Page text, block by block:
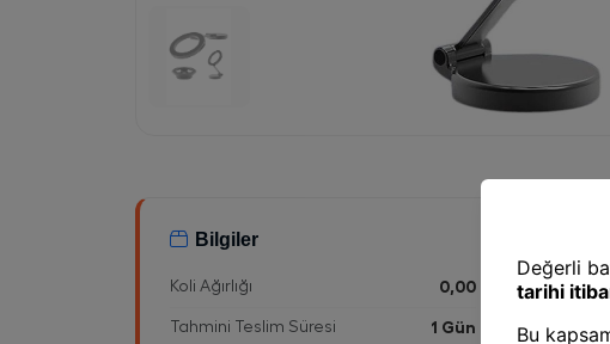
Bilgiler
Koli Ağırlığı 0,00
Tahmini Teslim Süresi 1 Gün
Ürün
Gtin